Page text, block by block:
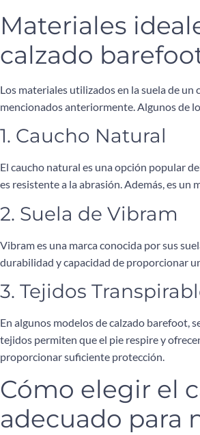
Materiales
calzado
Los materiales utilizados en la suela de
mencionados anteriormente. Algunos de
1. Caucho Natural
El caucho natural es una opción popular
es resistente a la abrasión. Además, es
2. Suela de Vibram
Vibram es una marca conocida por sus
durabilidad y capacidad de proporcionar
3. Tejidos
En algunos modelos de calzado barefoot,
tejidos permiten que el pie respire y
proporcionar suficiente protección.
Cómo elegir el
adecuado para